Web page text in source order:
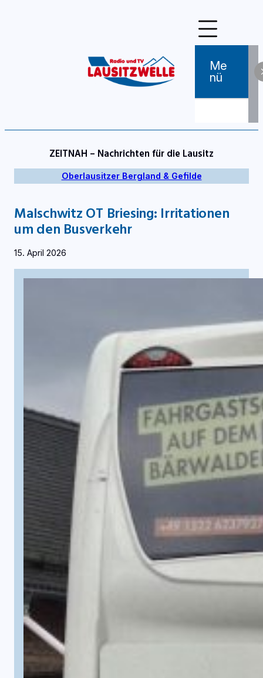
Me
Nü
ZEITNAH – Nachrichten für die Lausitz
Oberlausitzer Bergland & Gefilde
Malschwitz OT Briesing: Irritationen
um den Busverkehr
15. April 2026